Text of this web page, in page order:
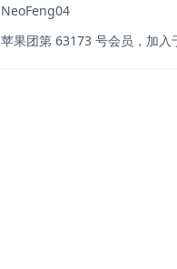
NeoFeng04
苹果团第 63173 号会员，加